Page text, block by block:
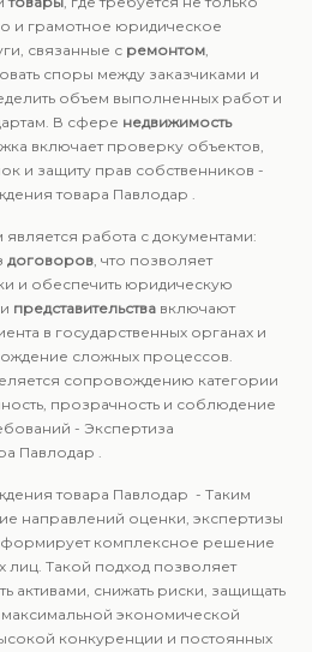
и грамотное юридическое
связанные с ремонтом,
споры между заказчиками и
объем выполненных работ и
В сфере недвижимость
включает проверку объектов,
и защиту прав собственников -
товара Павлодар .
работа с документами:
договоров, что позволяет
и обеспечить юридическую
представительства включают
в государственных органах и
сложных процессов.
сопровождению категории
прозрачность и соблюдение
- Экспертиза
Павлодар .
товара Павлодар - Таким
направлений оценки, экспертизы
формирует комплексное решение
лиц. Такой подход позволяет
активами, снижать риски, защищать
максимальной экономической
конкуренции и постоянных